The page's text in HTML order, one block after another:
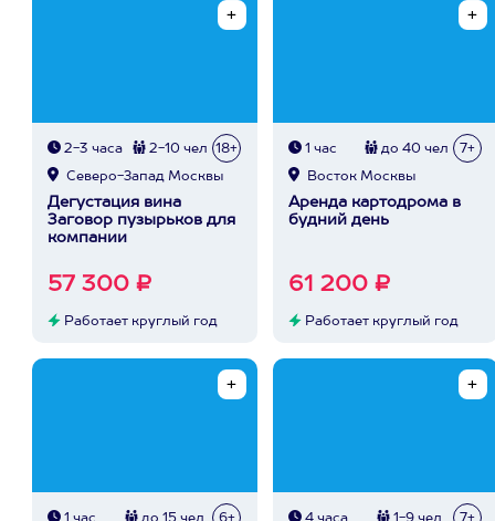
2-3 часа 2-10 чел 18+
Северо-Запад Москвы
Дегустация вина
Заговор пузырьков для
компании
57 300 ₽
Работает круглый год
1 час до 40 чел 7+
Восток Москвы
Аренда картодрома в
будний день
61 200 ₽
Работает круглый год